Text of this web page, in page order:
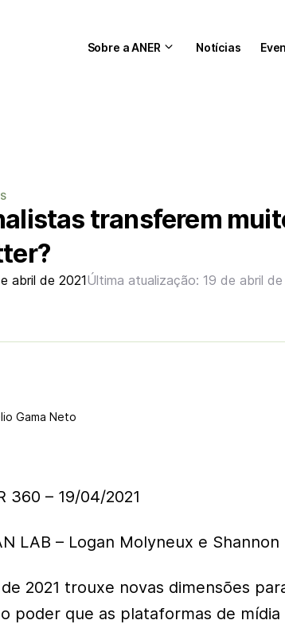
Sobre a ANER Notícias
transferem
abril de 2021Última atualização: 19 de abril de
Gama Neto
360 – 19/04/2021
LAB – Logan Molyneux e
2021 trouxe novas dimensões
poder que as plataformas de